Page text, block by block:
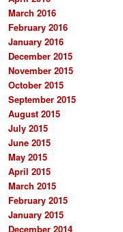
March 2016
February 2016
January 2016
December 2015
November 2015
October 2015
September 2015
August 2015
July 2015
June 2015
May 2015
April 2015
March 2015
February 2015
January 2015
December 2014